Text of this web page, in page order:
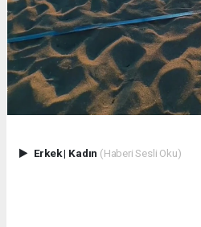
Erkek| Kadın (Haberi Sesli Oku)